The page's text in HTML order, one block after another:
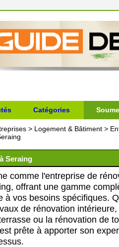
Catégories
> Logement & Bâtiment >
Seraing
comme l'entreprise de
offrant une gamme
à vos besoins spécifiques.
de rénovation intérieure,
ou la rénovation de
prête à apporter son